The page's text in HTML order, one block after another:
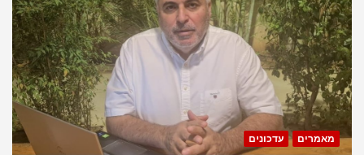
מאמרים עדכונים